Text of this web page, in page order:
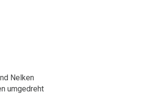
Nelken
umgedreht